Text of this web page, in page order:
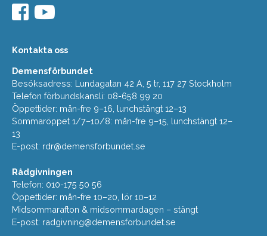
Kontakta oss
Demensförbundet
Besöksadress: Lundagatan 42 A, 5 tr, 117 27 Stockholm
Telefon förbundskansli: 08-658 99 20
Öppettider: mån-fre 9–16, lunchstängt 12–13
Sommaröppet 1/7–10/8: mån-fre 9–15, lunchstängt 12–
13
E-post: rdr@demensforbundet.se
Rådgivningen
Telefon: 010-175 50 56
Öppettider: mån-fre 10–20, lör 10–12
Midsommarafton & midsommardagen – stängt
E-post: radgivning@demensforbundet.se